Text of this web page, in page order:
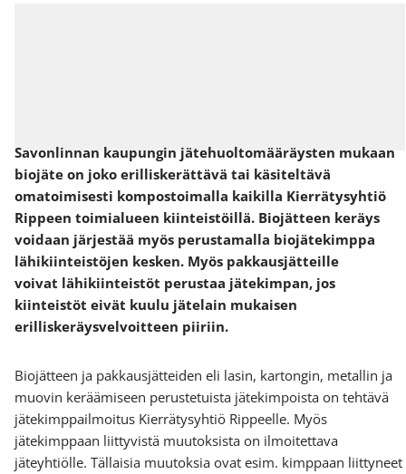
Savonlinnan kaupungin jätehuoltomääräysten mukaan
biojäte on joko erilliskerättävä tai käsiteltävä
omatoimisesti kompostoimalla kaikilla Kierrätysyhtiö
Rippeen toimialueen kiinteistöillä. Biojätteen keräys
voidaan järjestää myös perustamalla biojätekimppa
lähikiinteistöjen kesken. Myös pakkausjätteille
voivat lähikiinteistöt perustaa jätekimpan, jos
kiinteistöt eivät kuulu jätelain mukaisen
erilliskeräysvelvoitteen piiriin.
Biojätteen ja pakkausjätteiden eli lasin, kartongin, metallin ja
muovin keräämiseen perustetuista jätekimpoista on tehtävä
jätekimppailmoitus Kierrätysyhtiö Rippeelle. Myös
jätekimppaan liittyvistä muutoksista on ilmoitettava
jäteyhtiölle. Tällaisia muutoksia ovat esim. kimppaan liittyneet